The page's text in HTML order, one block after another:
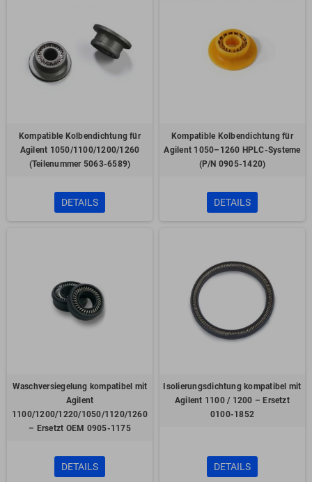
Kompatible Kolbendichtung für
Agilent 1050/1100/1200/1260
(Teilenummer 5063-6589)
DETAILS
Kompatible Kolbendichtung für
Agilent 1050–1260 HPLC-Systeme
(P/N 0905-1420)
DETAILS
Waschversiegelung kompatibel mit
Agilent
1100/1200/1220/1050/1120/1260
– Ersetzt OEM 0905-1175
DETAILS
Isolierungsdichtung kompatibel mit
Agilent 1100 / 1200 – Ersetzt
0100-1852
DETAILS